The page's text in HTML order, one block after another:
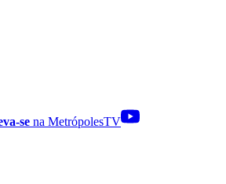
se na MetrópolesTV